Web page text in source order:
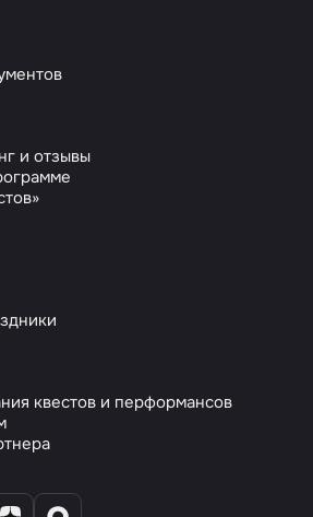
и отзывы
квестов и перформансов